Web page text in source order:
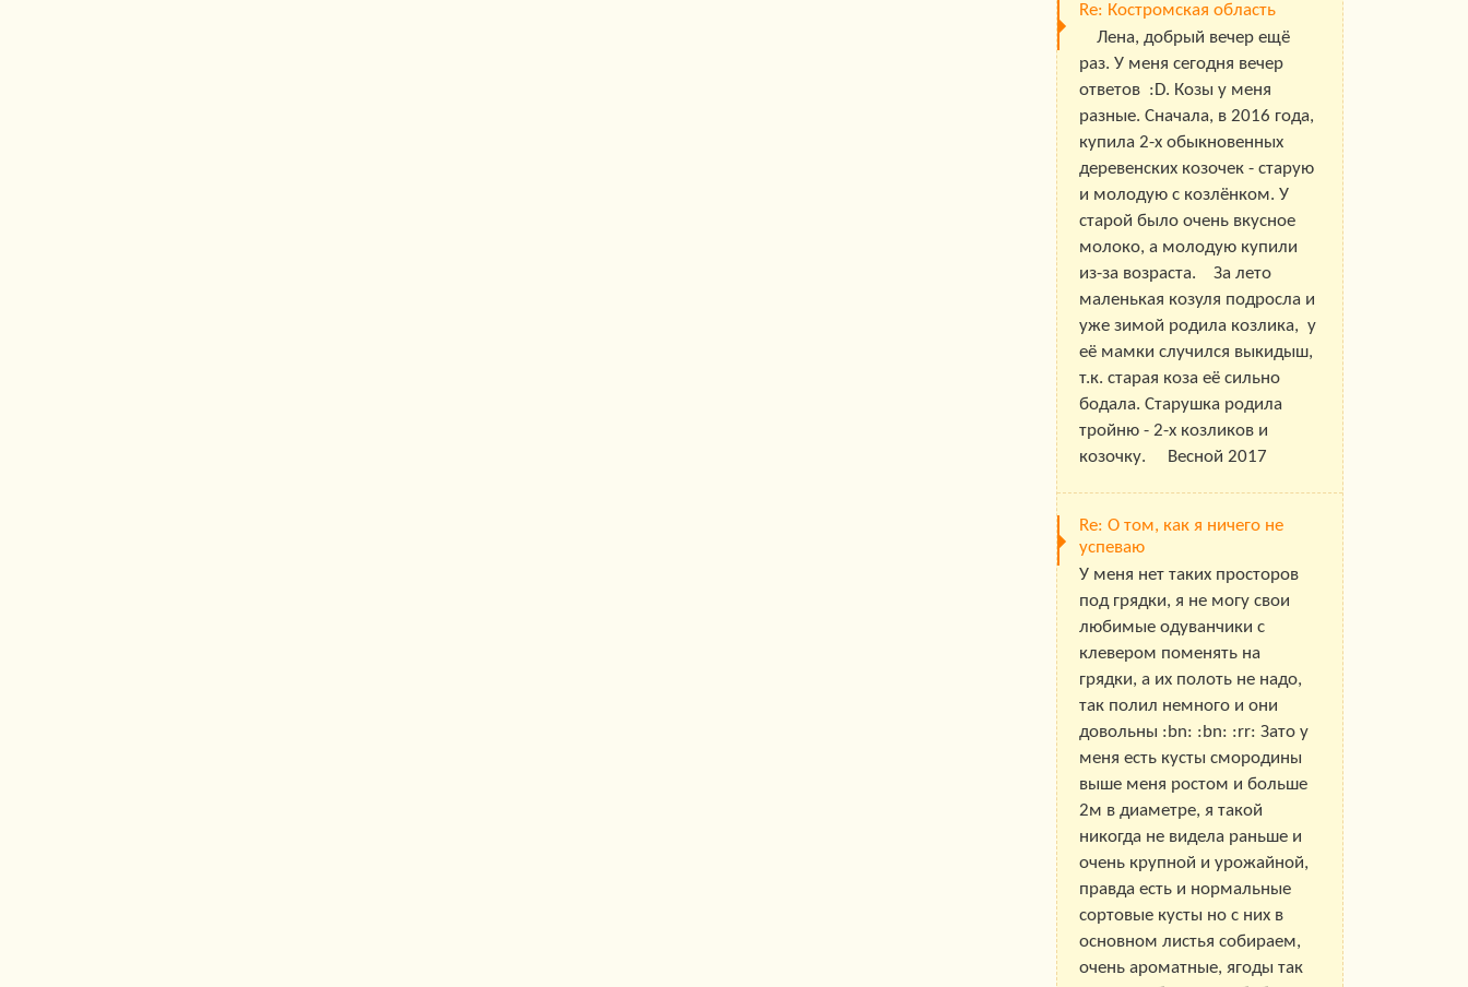
Re: Костромская область
Лена, добрый вечер ещё
раз. У меня сегодня вечер
ответов :D. Козы у меня
разные. Сначала, в 2016 года,
купила 2-х обыкновенных
деревенских козочек - старую
и молодую с козлёнком. У
старой было очень вкусное
молоко, а молодую купили
из-за возраста. За лето
маленькая козуля подросла и
уже зимой родила козлика, у
её мамки случился выкидыш,
т.к. старая коза её сильно
бодала. Старушка родила
тройню - 2-х козликов и
козочку. Весной 2017
Re: О том, как я ничего не
успеваю
У меня нет таких просторов
под грядки, я не могу свои
любимые одуванчики с
клевером поменять на
грядки, а их полоть не надо,
так полил немного и они
довольны :bn: :bn: :rr: Зато у
меня есть кусты смородины
выше меня ростом и больше
2м в диаметре, я такой
никогда не видела раньше и
очень крупной и урожайной,
правда есть и нормальные
сортовые кусты но с них в
основном листья собираем,
очень ароматные, ягоды так